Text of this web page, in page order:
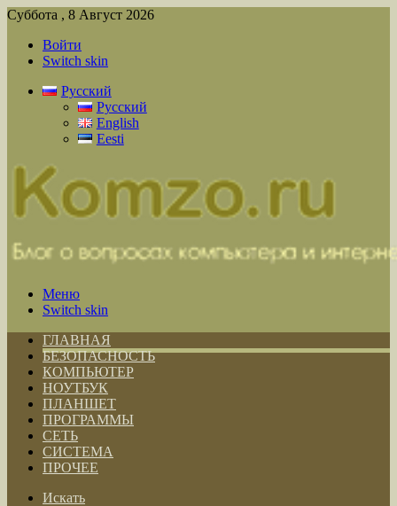
Суббота , 8 Август 2026
Войти
Switch skin
Русский
Русский
English
Eesti
Меню
Switch skin
ГЛАВНАЯ
БЕЗОПАСНОСТЬ
КОМПЬЮТЕР
НОУТБУК
ПЛАНШЕТ
ПРОГРАММЫ
СЕТЬ
СИСТЕМА
ПРОЧЕЕ
Искать